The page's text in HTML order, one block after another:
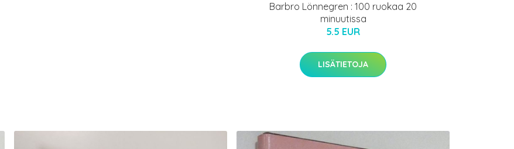
Barbro Lönnegren : 100 ruokaa 20
minuutissa
5.5 EUR
LISÄTIETOJA